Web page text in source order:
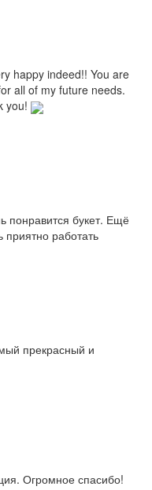
happy indeed!! You are
all of my future needs.
you!
понравится букет. Ещё
работать
прекрасный и
Огромное спасибо!